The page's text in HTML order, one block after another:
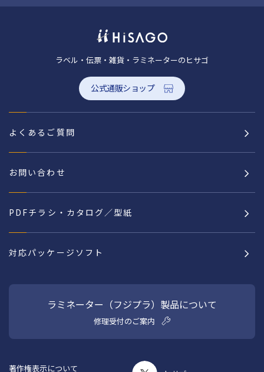
ラベル・伝票・雑貨・ラミネーターのヒサゴ
公式通販ショップ
よくあるご質問
お問い合わせ
PDFチラシ・カタログ／型紙
対応パッケージソフト
ラミネーター（フジプラ）製品について
修理受付のご案内
著作権表示について